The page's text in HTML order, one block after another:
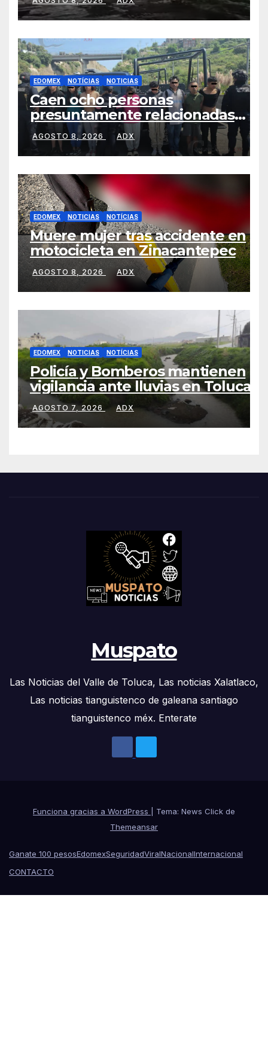
EDOMEX NOTÍCIAS NOTICIAS
Caen ocho personas
presuntamente relacionadas
con homicidio de una mujer en
Naucalpan
AGOSTO 8, 2026 ADX
EDOMEX NOTICIAS NOTÍCIAS
Muere mujer tras accidente en
motocicleta en Zinacantepec
AGOSTO 8, 2026 ADX
EDOMEX NOTICIAS NOTÍCIAS
Policía y Bomberos mantienen
vigilancia ante lluvias en Toluca
AGOSTO 7, 2026 ADX
Muspato
Las Noticias del Valle de Toluca, Las noticias Xalatlaco,
Las noticias tianguistenco de galeana santiago
tianguistenco méx. Enterate
Funciona gracias a WordPress
Tema: News Click de
Themeansar
Ganate 100 pesosEdomexSeguridadViralNacionalInternacional
CONTACTO